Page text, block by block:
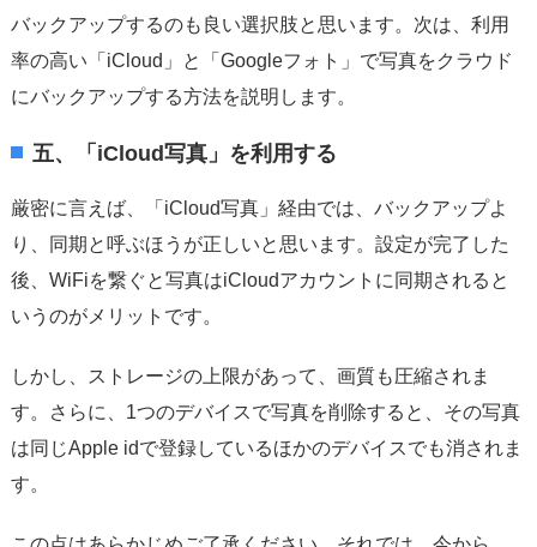
バックアップするのも良い選択肢と思います。次は、利用
率の高い「iCloud」と「Googleフォト」で写真をクラウド
にバックアップする方法を説明します。
五、「iCloud写真」を利用する
厳密に言えば、「iCloud写真」経由では、バックアップよ
り、同期と呼ぶほうが正しいと思います。設定が完了した
後、WiFiを繋ぐと写真はiCloudアカウントに同期されると
いうのがメリットです。
しかし、ストレージの上限があって、画質も圧縮されま
す。さらに、1つのデバイスで写真を削除すると、その写真
は同じApple idで登録しているほかのデバイスでも消されま
す。